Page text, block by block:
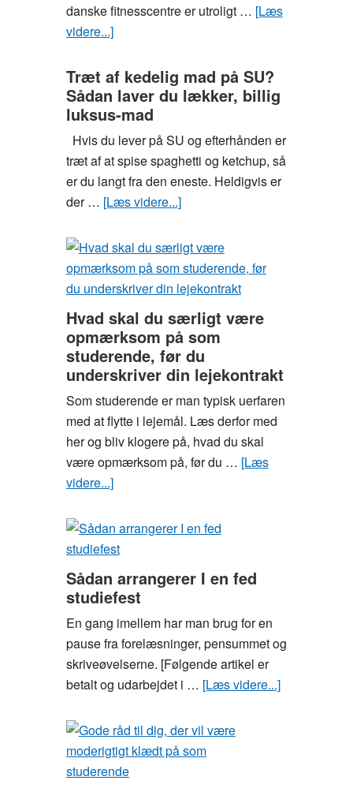
danske fitnesscentre er utroligt … [Læs
videre...]om
kan
du
komme
i
form
på
en
Træt af kedelig mad på SU?
Sådan laver du lækker, billig
luksus-mad
Hvis du lever på SU og efterhånden er
træt af at spise spaghetti og ketchup, så
er du langt fra den eneste. Heldigvis er
der … [Læs videre...]om
af
kedelig
mad
SU?
Sådan
laver
du
lækker,
billig
luksus-
mad
Hvad skal du særligt være
opmærksom på som
studerende, før du
underskriver din lejekontrakt
Som studerende er man typisk uerfaren
med at flytte i lejemål. Læs derfor med
her og bliv klogere på, hvad du skal
være opmærksom på, før du … [Læs
videre...]om
skal
du
være
opmærksom
på
som
studerende,
før
underskriver
din
lejekontrakt
Sådan arrangerer I en fed
studiefest
En gang imellem har man brug for en
pause fra forelæsninger, pensummet og
skriveøvelserne. [Følgende artikel er
betalt og udarbejdet i … [Læs videre...]om